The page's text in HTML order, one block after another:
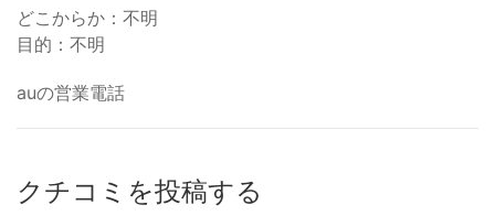
どこからか：不明
目的：不明
auの営業電話
クチコミを投稿する